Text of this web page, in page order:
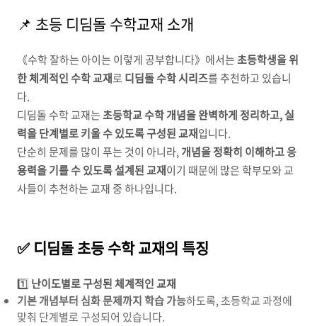
📌 초등 디딤돌 수학교재 소개
《수학 잘하는 아이는 이렇게 공부합니다》에서는초등학생을 위
한 체계적인 수학 교재로 디딤돌 수학 시리즈를 추천하고 있습니
다.
디딤돌 수학 교재는초등학교 수학 개념을 완벽하게 정리하고, 실
력을 단계별로 키울 수 있도록 구성된 교재입니다.
단순히 문제를 많이 푸는 것이 아니라, 개념을 정확히 이해하고 응
용력을 기를 수 있도록 설계된 교재이기 때문에 많은 학부모와 교
사들이 추천하는 교재 중 하나입니다.
✅ 디딤돌 초등 수학 교재의 특징
1️⃣ 난이도별로 구성된 체계적인 교재
기본 개념부터 심화 문제까지 학습 가능하도록, 초등학교 과정에
맞춰 단계별로 구성되어 있습니다.